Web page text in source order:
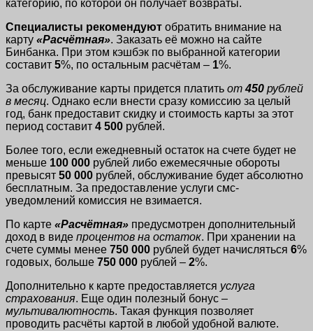
категорию, по которой он получает возвраты.
Специалисты рекомендуют обратить внимание на
карту «Расчётная». Заказать её можно на сайте
Бинбанка. При этом кэшбэк по выбранной категории
составит 5%, по остальным расчётам – 1%.
За обслуживание карты придется платить от450 рублей
в месяц. Однако если внести сразу комиссию за целый
год, банк предоставит скидку и стоимость карты за этот
период составит 4 500 рублей.
Более того, если ежедневный остаток на счете будет не
меньше 100 000 рублей либо ежемесячные обороты
превысят 50 000 рублей, обслуживание будет абсолютно
бесплатным. За предоставление услуги смс-
уведомлений комиссия не взимается.
По карте «Расчётная» предусмотрен дополнительный
доход в виде процентов на остаток. При хранении на
счете суммы менее 750 000 рублей будет начисляться 6%
годовых, больше 750 000 рублей – 2%.
Дополнительно к карте предоставляется услуга
страхования. Еще один полезный бонус –
мультивалютность. Такая функция позволяет
проводить расчёты картой в любой удобной валюте.